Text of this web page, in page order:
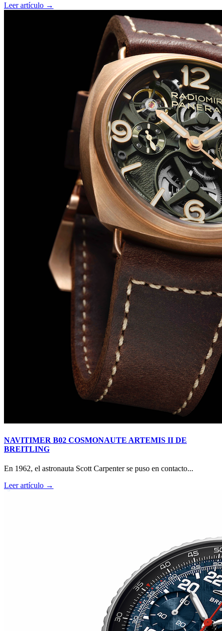
Big Bang Sapphire Sky Blue de Hublot
RM O7-01 COLOURED CERAMICS 2026 de RICHARD
Leer artículo →
NAVITIMER B02 COSMONAUTE ARTEMIS II DE
BREITLING
En 1962, el astronauta Scott Carpenter se puso en contacto...
Leer artículo →